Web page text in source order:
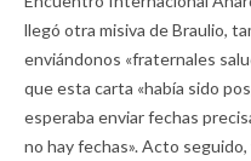
llegó otra misiva de Braulio,
enviándonos «fraternales
que esta carta «había sido
esperaba enviar fechas
no hay fechas». Acto